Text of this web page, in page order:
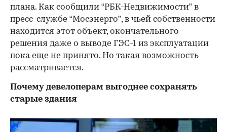
плана. Как сообщили “РБК-Недвижимости” в
пресс-службе “Мосэнерго”, в чьей собственности
находится этот объект, окончательного
решения даже о выводе ГЭС-1 из эксплуатации
пока еще не принято. Но такая возможность
рассматривается.
Почему девелоперам выгоднее сохранять
старые здания